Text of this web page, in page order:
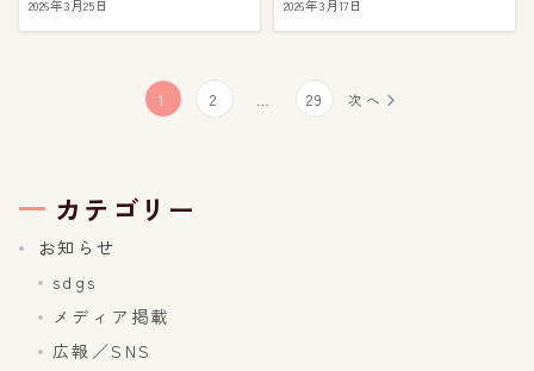
2026年3月25日 2026年3月17日
の
ペ
ジ
1 2 29 次へ
カテゴリー
お知らせ
sdgs
メディア掲載
広報／SNS